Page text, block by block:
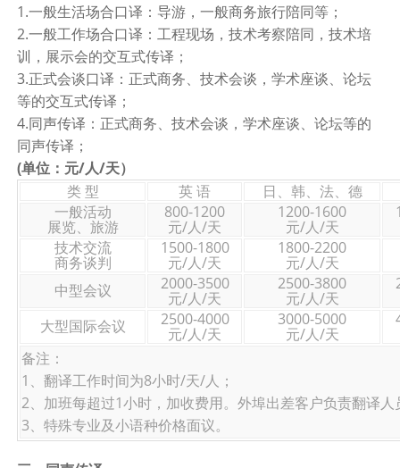
1.一般生活场合口译：导游，一般商务旅行陪同等；
2.一般工作场合口译：工程现场，技术考察陪同，技术培
训，展示会的交互式传译；
3.正式会谈口译：正式商务、技术会谈，学术座谈、论坛
等的交互式传译；
4.同声传译：正式商务、技术会谈，学术座谈、论坛等的
同声传译；
(单位：元/人/天）
类 型
英 语
日、韩、法、德
一般活动
展览、旅游
800-1200
元/人/天
1200-1600
元/人/天
技术交流
商务谈判
1500-1800
元/人/天
1800-2200
元/人/天
中型会议 2000-3500
元/人/天
2500-3800
元/人/天
大型国际会议 2500-4000
元/人/天
3000-5000
元/人/天
备注：
1、翻译工作时间为8小时/天/人；
2、加班每超过1小时，加收费用。外埠出差客户负责翻译
3、特殊专业及小语种价格面议。